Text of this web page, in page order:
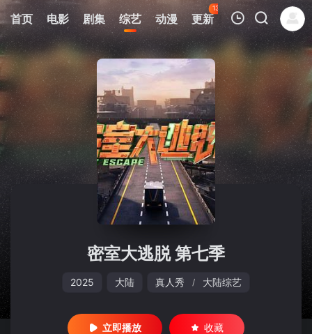
首页 电影 剧集 综艺 动漫 更新
133
热榜 APP
我的观影记录
暂无观看影片的记录
密室大逃脱 第七季
2025 大陆 真人秀 / 大陆综艺
立即播放 收藏